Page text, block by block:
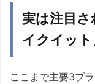
実は注目
イクイット
ここまで主要3ブ